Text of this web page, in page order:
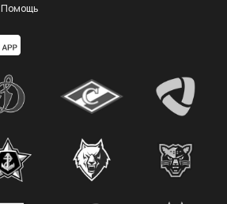
Помощь